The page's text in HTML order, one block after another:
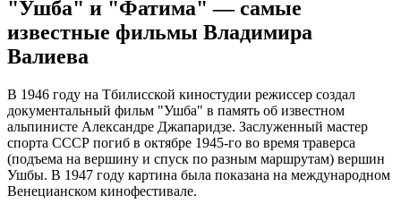
"Ушба" и "Фатима" — самые
известные фильмы Владимира
Валиева
В 1946 году на Тбилисской киностудии режиссер создал
документальный фильм "Ушба" в память об известном
альпинисте Александре Джапаридзе. Заслуженный мастер
спорта СССР погиб в октябре 1945-го во время траверса
(подъема на вершину и спуск по разным маршрутам) вершин
Ушбы. В 1947 году картина была показана на международном
Венецианском кинофестивале.